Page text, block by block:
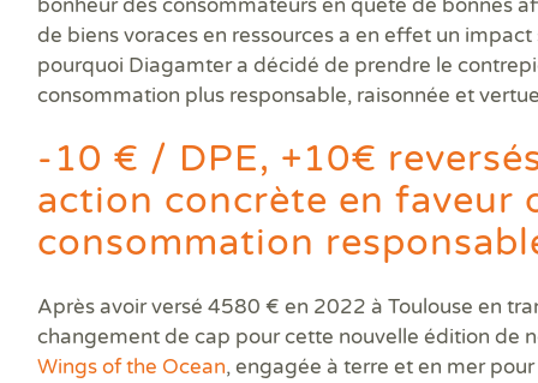
bonheur des consommateurs en quête de bonnes
de biens voraces en ressources a en effet un
pourquoi Diagamter a décidé de prendre le
consommation plus responsable, raisonnée et
-10 € / DPE, +10€
action concrète en faveur
consommation
Après avoir versé 4580 € en 2022 à Toulouse en
changement de cap pour cette nouvelle édition de
Wings of the Ocean, engagée à terre et en mer